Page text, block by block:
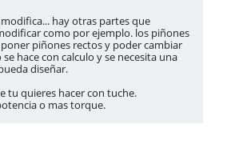
hay otras partes que
como por ejemplo. los piñones
poner piñones rectos y poder cambiar
hace con calculo y se necesita una
diseñar.
tu quieres hacer con tuche.
o mas torque.